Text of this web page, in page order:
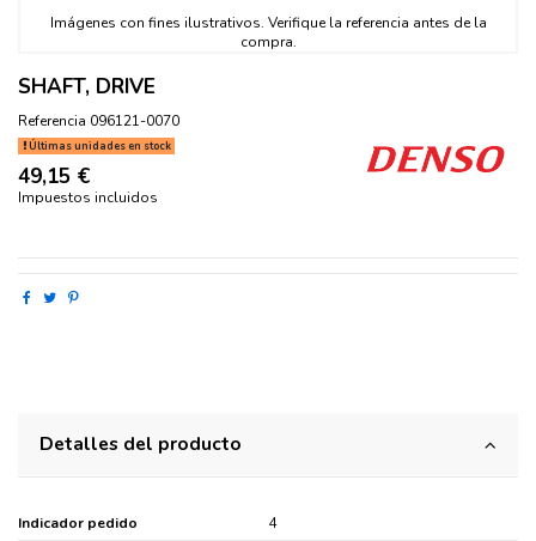
SHAFT, DRIVE
Referencia 096121-0070
Últimas unidades en stock
49,15 €
Impuestos incluidos
Detalles del producto
Indicador pedido 4